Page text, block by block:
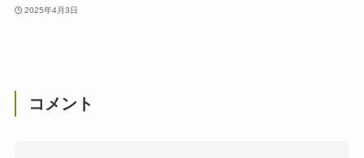
2025年4月3日
コメント